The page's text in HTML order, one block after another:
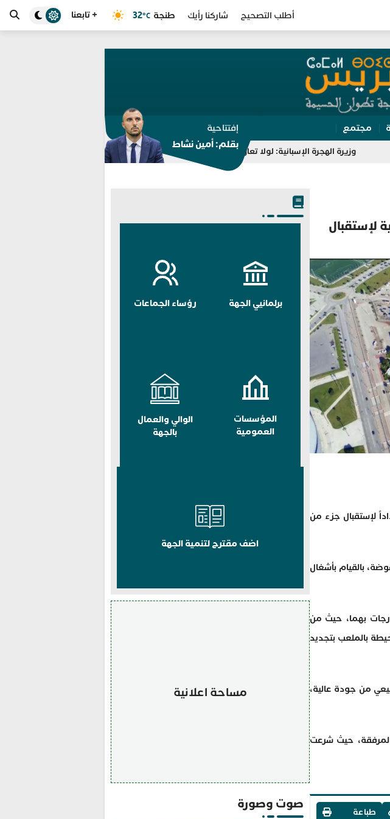
أطلب التصحيح شاركنا رأيك طنجة 32 °C + تابعنا
مجتمع
التحريض على اقتحام سبتة الهجرة الإسبانية: لولا تعاون المغرب لتعذّر احتواء أزمة الهجرة في سبتة
إفتتاحية
بقلم: أمين نشاط
لإستقبال
لإستقبال جزء من
بالقيام بأشغال
بهما، حيث من
المنطقة المحيطة بالملعب بتجديد
من جودة عالية،
حيث شرعت
طباعة
برلمانيي الجهة رؤساء الجماعات
المؤسسات
العمومية
الوالي والعمال
بالجهة
اضف مقترح لتنمية الجهة
مساحة اعلانية
صوت وصورة